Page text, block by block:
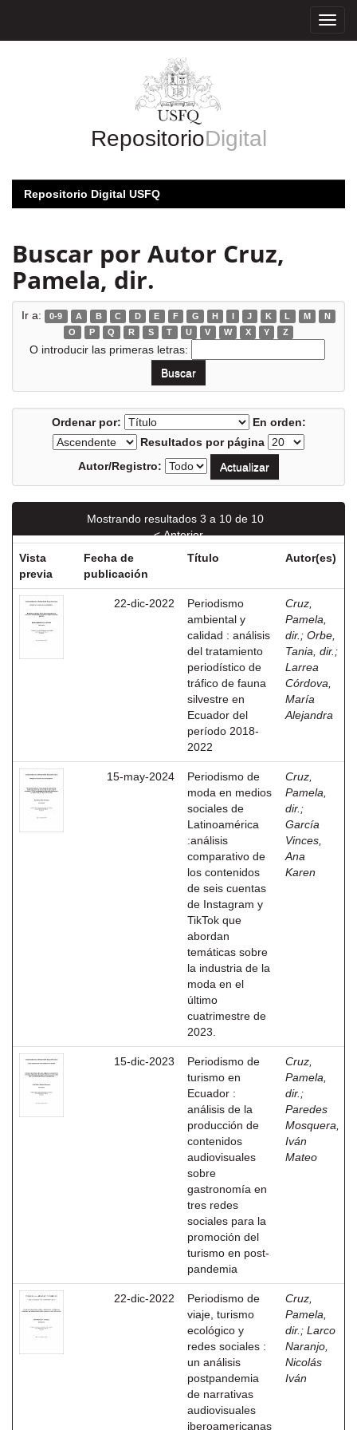
RepositorioDigital
Repositorio Digital USFQ
Buscar por Autor Cruz,
Pamela, dir.
Ir a: 0-9 A B C D E F G H I J K L M
N
O
P Q R S T U V W X Y Z
O introducir las primeras letras:
Ordenar por:
En orden:
Resultados por página
Autor/Registro:
Mostrando resultados 3 a 10 de 10
< Anterior
Vista
previa
Fecha de
publicación
Título Autor(es)
22-dic-2022
Periodismo
ambiental y
calidad : análisis
del tratamiento
periodístico de
tráfico de fauna
silvestre en
Ecuador del
período 2018-
2022
Cruz,
Pamela,
dir. ; Orbe,
Tania, dir. ;
Larrea
Córdova,
María
Alejandra
15-may-2024
Periodismo de
moda en medios
sociales de
Latinoamérica
:análisis
comparativo de
los contenidos
de seis cuentas
de Instagram y
TikTok que
abordan
temáticas sobre
la industria de la
moda en el
último
cuatrimestre de
2023.
Cruz,
Pamela,
dir. ;
García
Vinces,
Ana
Karen
15-dic-2023
Periodismo de
turismo en
Ecuador :
análisis de la
producción de
contenidos
audiovisuales
sobre
gastronomía en
tres redes
sociales para la
promoción del
turismo en post-
pandemia
Cruz,
Pamela,
dir. ;
Paredes
Mosquera,
Iván
Mateo
22-dic-2022
Periodismo de
viaje, turismo
ecológico y
redes sociales :
un análisis
postpandemia
de narrativas
audiovisuales
iberoamericanas
Cruz,
Pamela,
dir. ; Larco
Naranjo,
Nicolás
Iván